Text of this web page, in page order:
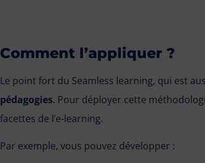
Comment l’appliquer ?
Le point fort du Seamless learning, qui est
pédagogies. Pour déployer cette
facettes de l’e-learning.
Par exemple, vous pouvez développer :